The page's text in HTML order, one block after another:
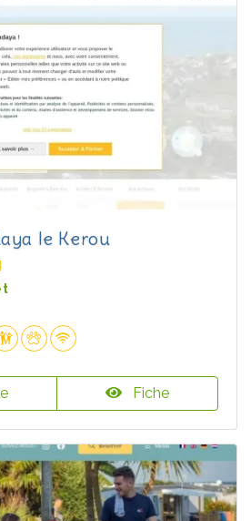
le Kerou
Fiche